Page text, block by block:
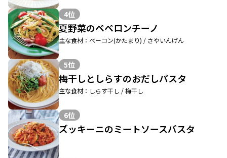
4位
夏野菜のペペロンチーノ
主な食材：ベーコン(かたまり) / さやいんげん
5位
梅干しとしらすのおだしパスタ
主な食材：しらす干し / 梅干し
6位
ズッキーニのミートソースパスタ